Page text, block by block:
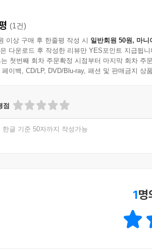
(1건)
이상 구매 후 한줄평 작성 시 일반회원 50원, 마니
다운로드 후 작성한 리뷰만 YES포인트 지급됩니
는 첫번째 회차 주문확정 시점부터 마지막 회차 주
페이백, CD/LP, DVD/Blu-ray, 패션 및 판매금지 상
점
한글 기준 50자까지 작성가능
1명